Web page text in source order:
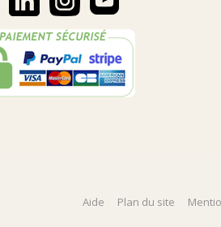
Aide Plan du site